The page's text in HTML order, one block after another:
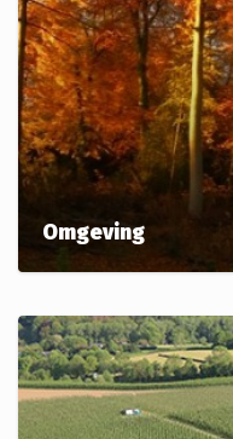
Omgeving
Gelegen in de
natuur, maar toch